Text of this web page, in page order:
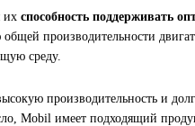
их способность поддерживать
производительности
среду.
производительность и
Mobil имеет подходящий